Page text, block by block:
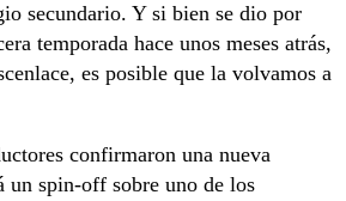
secundario. Y si bien se dio por
temporada hace unos meses atrás,
es posible que la volvamos a
confirmaron una nueva
un spin-off sobre uno de los